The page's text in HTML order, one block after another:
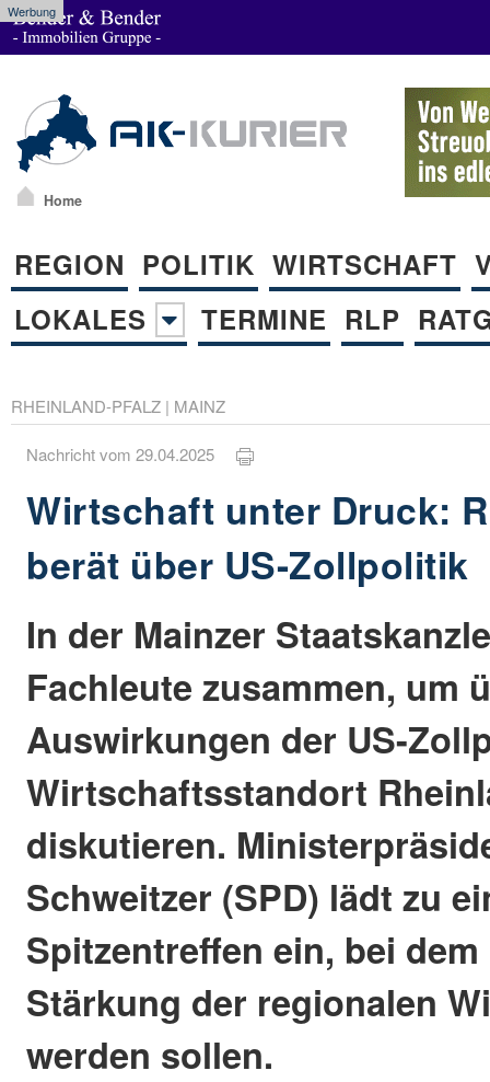
Werbung
Home
REGION POLITIK WIRTSCHAFT
LOKALES
TERMINE RLP
RHEINLAND-PFALZ | MAINZ
Nachricht vom 29.04.2025
Wirtschaft unter Druck:
berät über US-Zollpolitik
In der Mainzer
Fachleute zusammen, um
Auswirkungen der US-
Wirtschaftsstandort
diskutieren.
Schweitzer (SPD) lädt zu
Spitzentreffen ein, bei
Stärkung der regionalen
werden sollen.